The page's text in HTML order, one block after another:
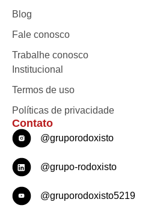
Blog
Fale conosco
Trabalhe conosco
Institucional
Termos de uso
Políticas de privacidade
Contato
@gruporodoxisto
@grupo-rodoxisto
@gruporodoxisto5219